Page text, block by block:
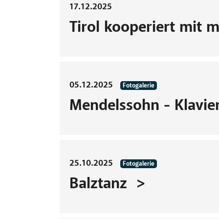
17.12.2025
Tirol kooperiert mit
05.12.2025 Fotogalerie
Mendelssohn -
25.10.2025 Fotogalerie
Balztanz